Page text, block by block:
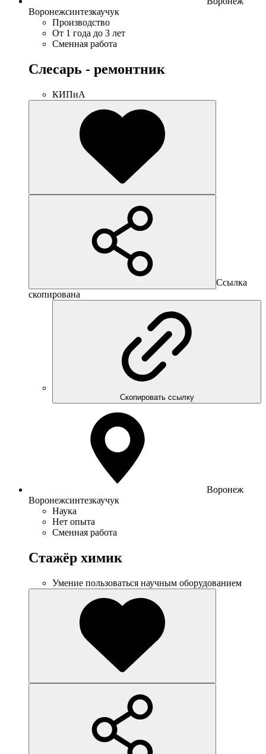
Воронежсинтезкаучук
Производство
От 1 года до 3 лет
Сменная работа
Слесарь - ремонтник
КИПиА
Ссылка
скопирована
Скопировать ссылку
Воронеж
Воронежсинтезкаучук
Наука
Нет опыта
Сменная работа
Стажёр химик
Умение пользоваться научным оборудованием